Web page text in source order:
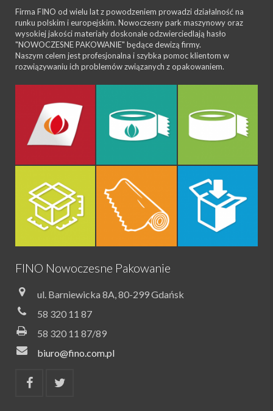
Firma FINO od wielu lat z powodzeniem prowadzi działalność na
runku polskim i europejskim. Nowoczesny park maszynowy oraz
wysokiej jakości materiały doskonale odzwierciedlają hasło
"NOWOCZESNE PAKOWANIE" będące dewizą firmy.
Naszym celem jest profesjonalna i szybka pomoc klientom w
rozwiązywaniu ich problemów związanych z opakowaniem.
FINO Nowoczesne Pakowanie
ul. Barniewicka 8A, 80-299 Gdańsk
58 320 11 87
58 320 11 87/89
biuro@fino.com.pl